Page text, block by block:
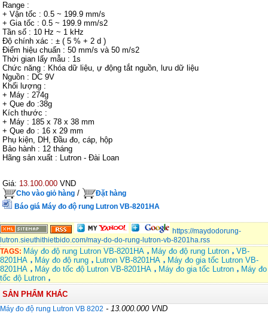
Range :
+ Vận tốc : 0.5 ~ 199.9 mm/s
+ Gia tốc : 0.5 ~ 199.9 mm/s2
Tần số : 10 Hz ~ 1 kHz
Độ chính xác : ± ( 5 % + 2 d )
Điểm hiệu chuẩn : 50 mm/s và 50 m/s2
Thời gian lấy mẫu : 1s
Chức năng : Khóa dữ liệu, ự động tắt nguồn, lưu dữ liệu
Nguồn : DC 9V
Khối lượng :
+ Máy : 274g
+ Que đo :38g
Kích thước :
+ Máy : 185 x 78 x 38 mm
+ Que đo : 16 x 29 mm
Phụ kiện, DH, Đầu đo, cáp, hộp
Bảo hành : 12 tháng
Hãng sản xuất : Lutron - Đài Loan
Giá: 13.100.000 VND
Cho vào giỏ hàng /
Đặt hàng
Báo giá Máy đo độ rung Lutron VB-8201HA
https://maydodorung-
lutron.sieuthithietbido.com/may-do-do-rung-lutron-vb-8201ha.rss
TAGS: Máy đo độ rung Lutron VB-8201HA Máy đo độ rung Lutron
VB-
8201HA
Máy đo độ rung Lutron VB-8201HA
Máy đo gia tốc Lutron VB-
8201HA
Máy đo tốc độ Lutron VB-8201HA Máy đo gia tốc Lutron
Máy đo
tốc độ Lutron
SẢN PHẨM KHÁC
Máy đo độ rung Lutron VB 8202 - 13.000.000 VND